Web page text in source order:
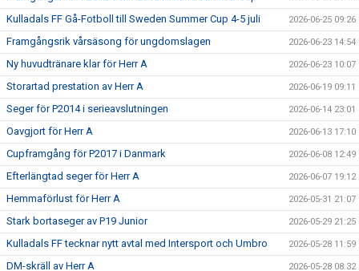
Kulladals FF Gå-Fotboll till Sweden Summer Cup 4-5 juli 2026-06-25 09:26
Framgångsrik vårsäsong för ungdomslagen 2026-06-23 14:54
Ny huvudtränare klar för Herr A 2026-06-23 10:07
Storartad prestation av Herr A 2026-06-19 09:11
Seger för P2014 i serieavslutningen 2026-06-14 23:01
Oavgjort för Herr A 2026-06-13 17:10
Cupframgång för P2017 i Danmark 2026-06-08 12:49
Efterlängtad seger för Herr A 2026-06-07 19:12
Hemmaförlust för Herr A 2026-05-31 21:07
Stark bortaseger av P19 Junior 2026-05-29 21:25
Kulladals FF tecknar nytt avtal med Intersport och Umbro 2026-05-28 11:59
DM-skräll av Herr A 2026-05-28 08:32